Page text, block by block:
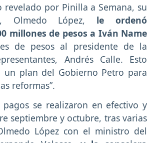
revelado por Pinilla a Semana, su
Olmedo López, le ordenó
millones de pesos a Iván Name
de pesos al presidente de la
Andrés Calle. Esto
un plan del Gobierno Petro para
reformas”.
pagos se realizaron en efectivo y
septiembre y octubre, tras varias
López con el ministro del